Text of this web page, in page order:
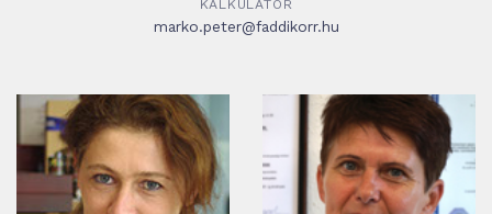
KALKULATOR
marko.peter@faddikorr.hu